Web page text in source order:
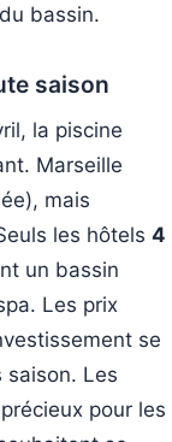
bassin.
saison
la piscine
Marseille
mais
les hôtels 4
un bassin
Les prix
se
saison. Les
pour les